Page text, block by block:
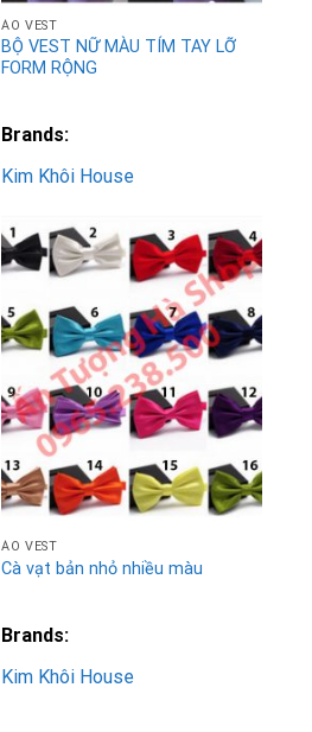
ÁO VEST
BỘ VEST NỮ MÀU TÍM TAY LỠ
FORM RỘNG
Brands:
Kim Khôi House
Add to
Wishlist
ÁO VEST
Cà vạt bản nhỏ nhiều màu
Brands:
Kim Khôi House